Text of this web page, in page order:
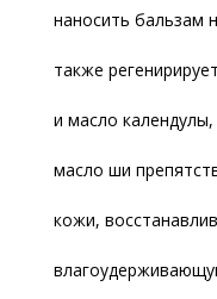
наносить бальзам
также
и масло
масло ши
кожи,